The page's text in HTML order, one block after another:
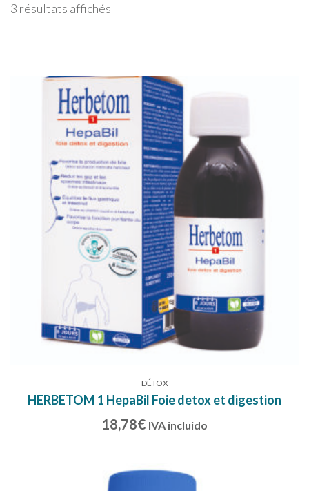
3 résultats affichés
DÉTOX
HERBETOM 1 HepaBil Foie detox et digestion
18,78€ IVA incluido